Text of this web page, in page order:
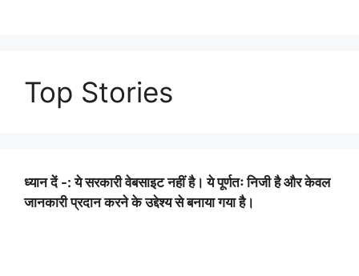
Top Stories
ध्यान दें -: ये सरकारी वेबसाइट नहीं है। ये पूर्णतः निजी है और केवल
जानकारी प्रदान करने के उद्देश्य से बनाया गया है।